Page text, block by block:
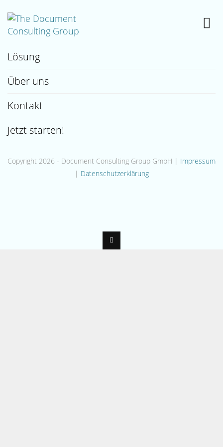
Lösung
Über uns
Kontakt
Jetzt starten!
Category:
Copyright 2026 - Document Consulting Group GmbH | Impressum
| Datenschutzerklärung